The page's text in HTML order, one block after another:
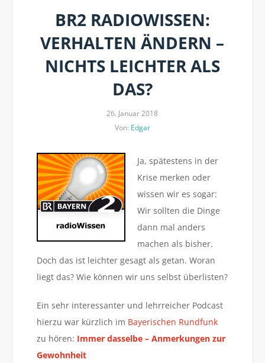
BR2 RADIOWISSEN:
VERHALTEN ÄNDERN –
NICHTS LEICHTER ALS
DAS?
26. Januar 2018
Von: Edgar
Ja, spätestens in der
Krise merken oder
wissen wir es sogar:
Wir sollten die Dinge
dann mal anders
machen als bisher.
Doch das ist leichter gesagt als getan. Woran
liegt das? Wie können wir uns selbst überlisten?
Ein sehr interessanter und lehrreicher Podcast
hierzu war kürzlich im Bayerischen Rundfunk
zu hören: Immer dasselbe – Anmerkungen zur
Gewohnheit